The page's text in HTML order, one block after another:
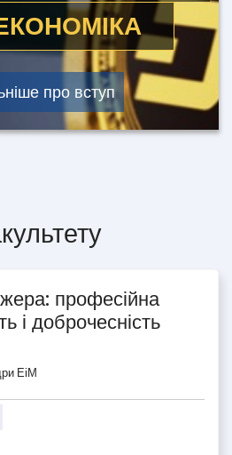
про вступ
професійна
і доброчесність
ЕіМ